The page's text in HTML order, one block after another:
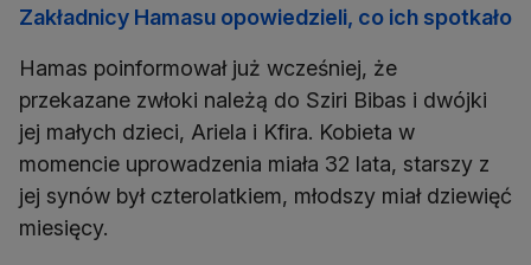
Zakładnicy Hamasu opowiedzieli, co ich spotkało
Hamas poinformował już wcześniej, że
przekazane zwłoki należą do Sziri Bibas i dwójki
jej małych dzieci, Ariela i Kfira. Kobieta w
momencie uprowadzenia miała 32 lata, starszy z
jej synów był czterolatkiem, młodszy miał dziewięć
miesięcy.